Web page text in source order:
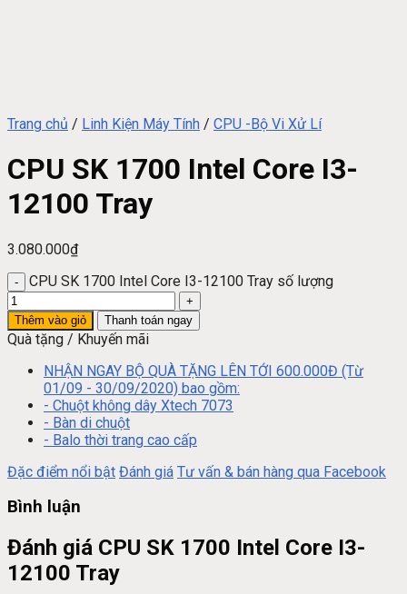
Trang chủ / Linh Kiện Máy Tính / CPU -Bộ Vi Xử Lí
CPU SK 1700 Intel Core I3-
12100 Tray
3.080.000₫
CPU SK 1700 Intel Core I3-12100 Tray số lượng
Thêm vào giỏ Thanh toán ngay
Quà tặng / Khuyến mãi
NHẬN NGAY BỘ QUÀ TẶNG LÊN TỚI 600.000Đ (Từ
01/09 - 30/09/2020) bao gồm:
- Chuột không dây Xtech 7073
- Bàn di chuột
- Balo thời trang cao cấp
Đặc điểm nổi bật Đánh giá Tư vấn & bán hàng qua Facebook
Bình luận
Đánh giá CPU SK 1700 Intel Core I3-
12100 Tray